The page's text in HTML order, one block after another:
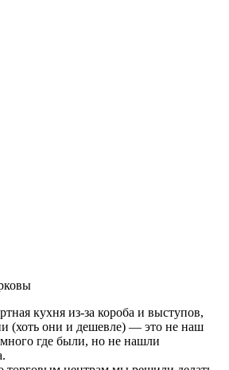
кухня из-за короба и выступов,
(хоть они и дешевле) — это не наш
где были, но не нашли